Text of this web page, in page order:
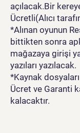
açılacak.Bir
Ücretli(Alıcı
*Alınan oyunun
bittikten sonra
mağazaya girişi
yazıları yazılacak.
*Kaynak
Ücret ve Garanti
kalacaktır.